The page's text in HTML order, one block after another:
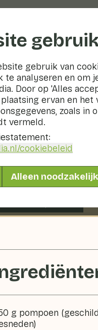
gebruik van
te analyseren en om
Door op 'Alles
ervan en het
zoals in
vermeld.
/cookiebeleid
Alleen noodzakelijk
20 - 30
groenten p.p.
g pompoen